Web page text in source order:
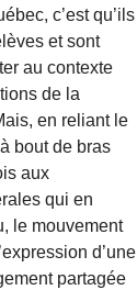
c’est qu’ils
et sont
au contexte
de la
en reliant le
bout de bras
aux
qui en
le mouvement
d’une
partagée